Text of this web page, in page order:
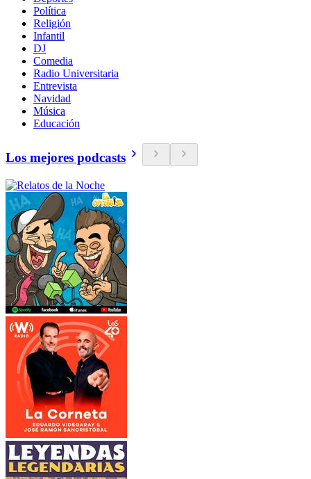
Política
Religión
Infantil
DJ
Comedia
Radio Universitaria
Entrevista
Navidad
Música
Educación
Los mejores podcasts